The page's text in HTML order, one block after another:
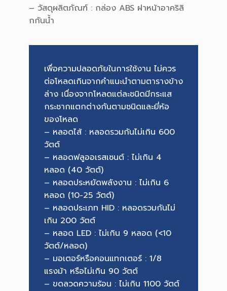
– วัสดุผลิตภัณฑ์ : กล่อง ABS ฝาหน้าอาคริลิ
กกันน้ำ
เพื่อความปลอดภัยในการใช้งาน ไม่ควร
ต่อโหลดเกินจากคำแนะนำตามตารางข้าง
ล่าง เนื่องจากโหลดแต่ละชนิดมีกระแส
กระชากแตกต่างกันตามชนิดและยี่ห้อ
ของโหลด
– หลอดไส้ : หลอดรวมกันไม่เกิน 600
วัตต์
– หลอดฟลูออเรสเซนต์ : ไม่เกิน 4
หลอด (40 วัตต์)
– หลอดประหยัดพลังงาน : ไม่เกิน 6
หลอด (10-25 วัตต์)
– หลอดประเภท HID : หลอดรวมกันไม่
เกิน 200 วัตต์
– หลอด LED : ไม่เกิน 9 หลอด (<10
วัตต์/หลอด)
– มอเตอร์หรือคอนแทกเตอร์ : 1/8
แรงม้า หรือไม่เกิน 90 วัตต์
– ขดลวดความร้อน : ไม่เกิน 1100 วัตต์